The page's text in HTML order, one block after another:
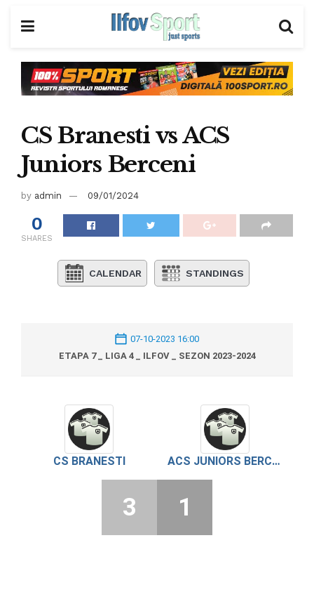
CS Branesti vs ACS
Juniors Berceni
by admin 09/01/2024
0
SHARES
CALENDAR STANDINGS
07-10-2023 16:00
ETAPA 7 _ LIGA 4 _ ILFOV _ SEZON 2023-2024
CS BRANESTI ACS JUNIORS BERCENI
3 1